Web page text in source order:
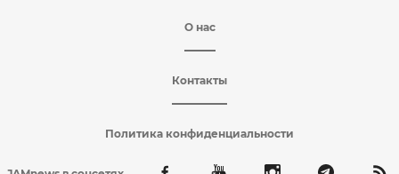
О нас
Контакты
Политика конфиденциальности